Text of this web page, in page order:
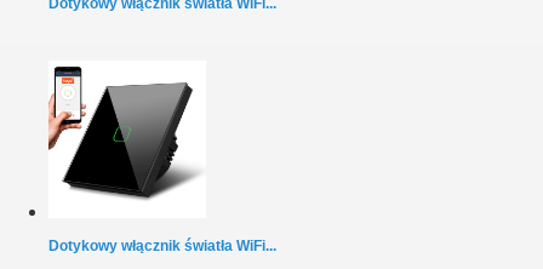
Dotykowy włącznik światła WiFi...